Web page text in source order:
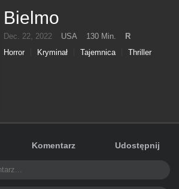
Bielmo
Dec. 22, 2022 USA 130 Min.
R
Horror
Kryminał Tajemnica Thriller
Komentarz Udostępnij